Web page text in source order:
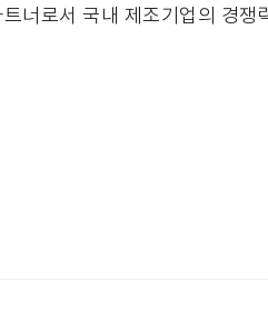
너로서 국내 제조기업의 경쟁